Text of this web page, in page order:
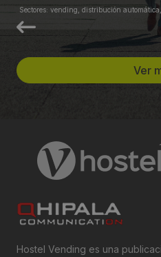
Sectores: vending, distribución
Ver
Hostel Vending es una